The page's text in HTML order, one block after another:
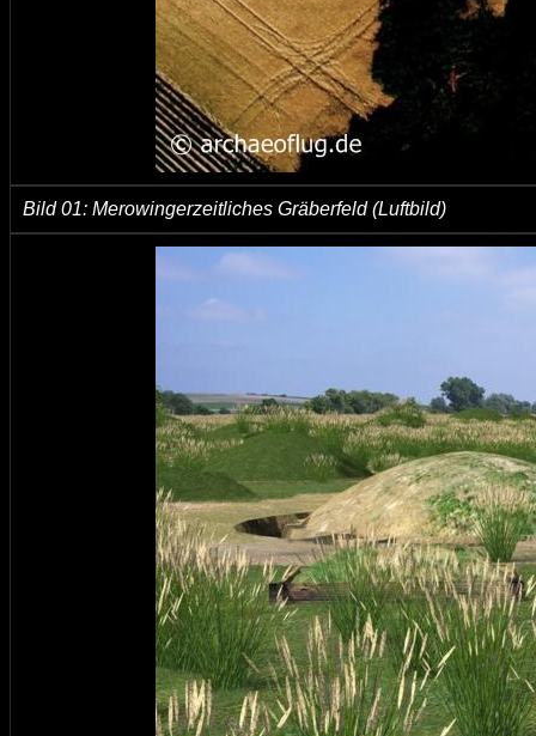
Bild 01: Merowingerzeitliches Gräberfeld (Luftbild)